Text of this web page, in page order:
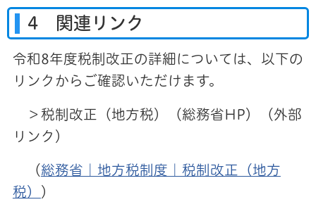
4 関連リンク
令和8年度税制改正の詳細については、以下の
リンクからご確認いただけます。
＞税制改正（地方税）（総務省HP）（外部
リンク）
（総務省｜地方税制度｜税制改正（地方
税）
）